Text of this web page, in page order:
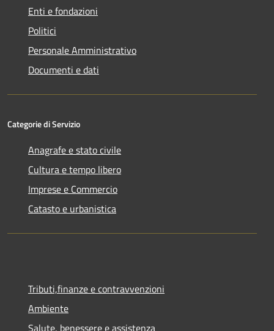
Enti e fondazioni
Politici
Personale Amministrativo
Documenti e dati
Categorie di Servizio
Anagrafe e stato civile
Cultura e tempo libero
Imprese e Commercio
Catasto e urbanistica
Tributi,finanze e contravvenzioni
Ambiente